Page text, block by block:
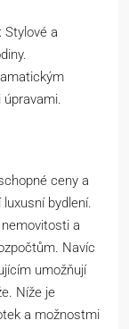
Stylové a
ceny a
bydlení.
a
Navíc
umožňují
Níže je
a možnostmi